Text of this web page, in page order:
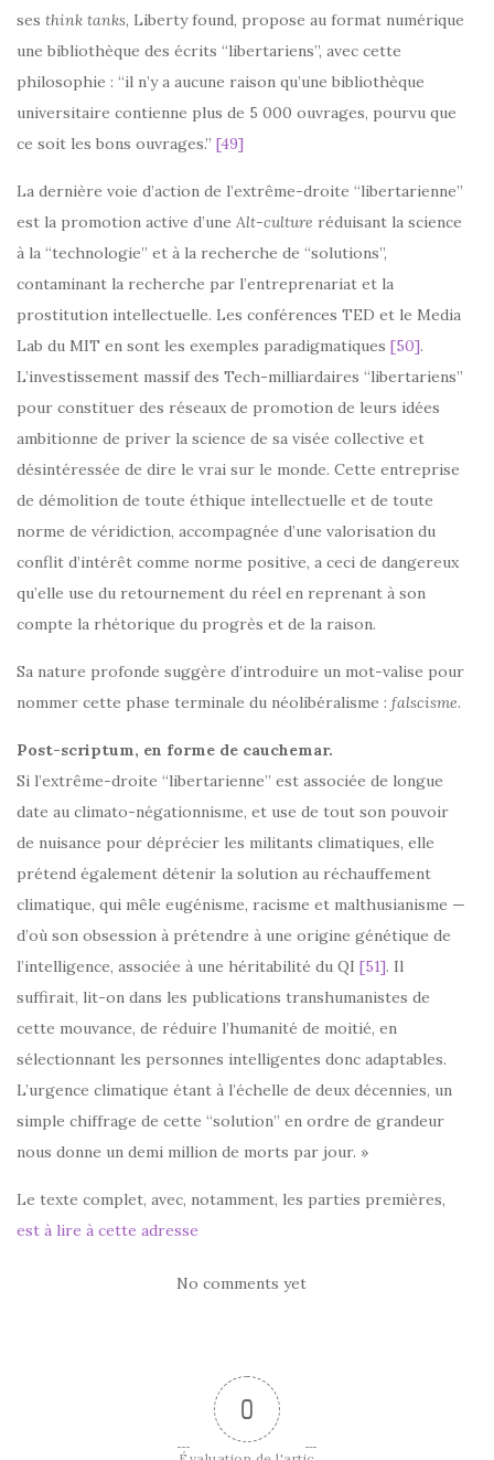
ses think tanks, Liberty found, propose au format numérique
une bibliothèque des écrits “libertariens”, avec cette
philosophie : “il n’y a aucune raison qu’une bibliothèque
universitaire contienne plus de 5 000 ouvrages, pourvu que
ce soit les bons ouvrages.” [49]
La dernière voie d’action de l’extrême-droite “libertarienne”
est la promotion active d’une Alt-culture réduisant la science
à la “technologie” et à la recherche de “solutions”,
contaminant la recherche par l’entreprenariat et la
prostitution intellectuelle. Les conférences TED et le Media
Lab du MIT en sont les exemples paradigmatiques [50].
L’investissement massif des Tech-milliardaires “libertariens”
pour constituer des réseaux de promotion de leurs idées
ambitionne de priver la science de sa visée collective et
désintéressée de dire le vrai sur le monde. Cette entreprise
de démolition de toute éthique intellectuelle et de toute
norme de véridiction, accompagnée d’une valorisation du
conflit d’intérêt comme norme positive, a ceci de dangereux
qu’elle use du retournement du réel en reprenant à son
compte la rhétorique du progrès et de la raison.
Sa nature profonde suggère d’introduire un mot-valise pour
nommer cette phase terminale du néolibéralisme : falscisme.
Post-scriptum, en forme de cauchemar.
Si l’extrême-droite “libertarienne” est associée de longue
date au climato-négationnisme, et use de tout son pouvoir
de nuisance pour déprécier les militants climatiques, elle
prétend également détenir la solution au réchauffement
climatique, qui mêle eugénisme, racisme et malthusianisme —
d’où son obsession à prétendre à une origine génétique de
l’intelligence, associée à une héritabilité du QI [51]. Il
suffirait, lit-on dans les publications transhumanistes de
cette mouvance, de réduire l’humanité de moitié, en
sélectionnant les personnes intelligentes donc adaptables.
L’urgence climatique étant à l’échelle de deux décennies, un
simple chiffrage de cette “solution” en ordre de grandeur
nous donne un demi million de morts par jour. »
Le texte complet, avec, notamment, les parties premières,
est à lire à cette adresse
No comments yet
0